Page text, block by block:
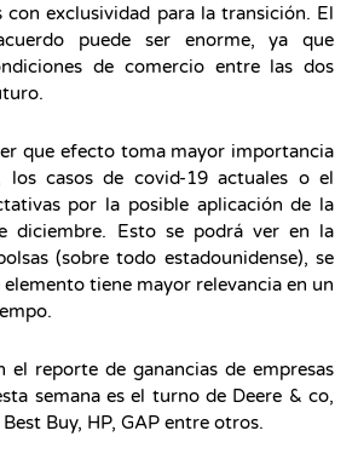
exclusividad para la transición. El
puede ser enorme, ya que
de comercio entre las dos
que efecto toma mayor importancia
casos de covid-19 actuales o el
por la posible aplicación de la
diciembre. Esto se podrá ver en la
(sobre todo estadounidense), se
tiene mayor relevancia en un
el reporte de ganancias de empresas
semana es el turno de Deere & co,
Buy, HP, GAP entre otros.